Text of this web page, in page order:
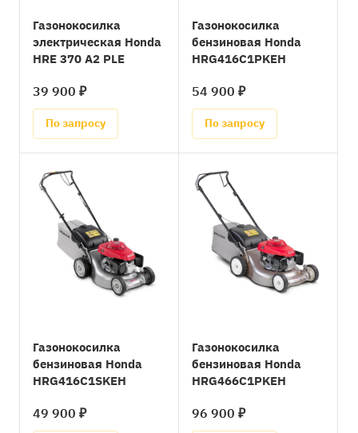
Газонокосилка
электрическая Honda
HRE 370 A2 PLE
39 900 ₽
По запросу
Газонокосилка
бензиновая Honda
HRG416C1PKEH
54 900 ₽
По запросу
Газонокосилка
бензиновая Honda
HRG416C1SKEH
49 900 ₽
Газонокосилка
бензиновая Honda
HRG466C1PKEH
96 900 ₽